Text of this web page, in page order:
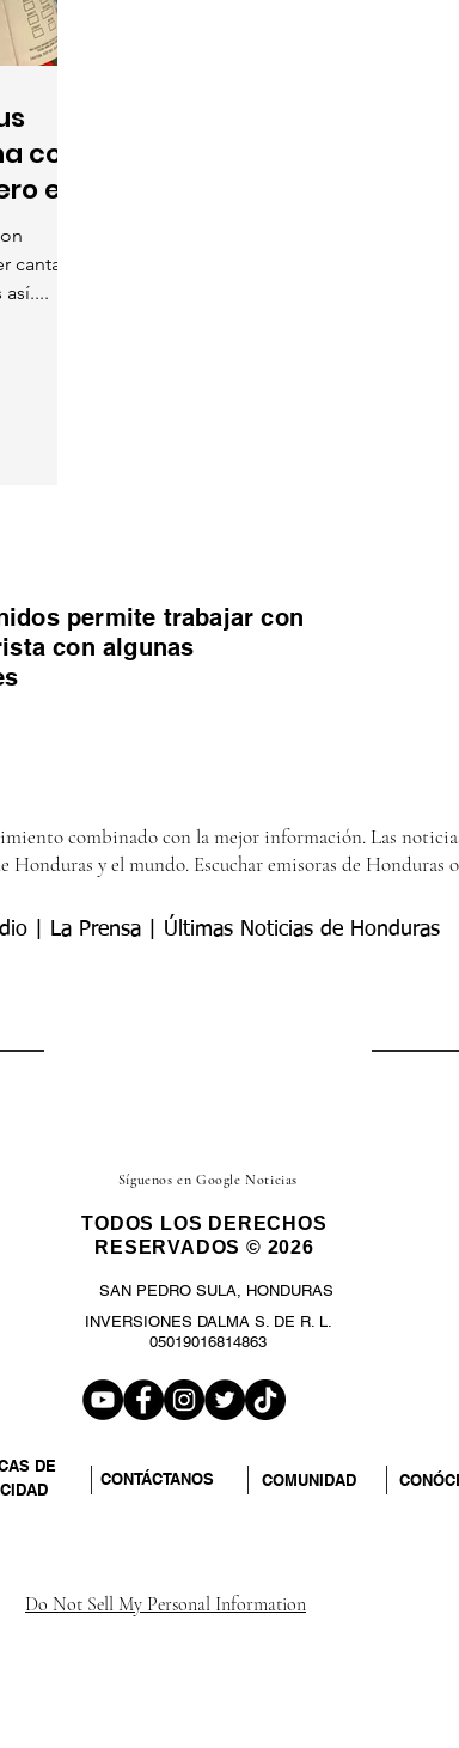
con
en
cantada
permite trabajar con
con algunas
combinado con la mejor información. Las
y el mundo. Escuchar emisoras de Honduras
| La Prensa | Últimas Noticias de Honduras
Síguenos en Google Noticias
TODOS LOS DERECHOS
RESERVADOS © 2026
SAN PEDRO SULA, HONDURAS
INVERSIONES DALMA S. DE R. L.
05019016814863
DE
CONTÁCTANOS COMUNIDAD
Do Not Sell My Personal Information